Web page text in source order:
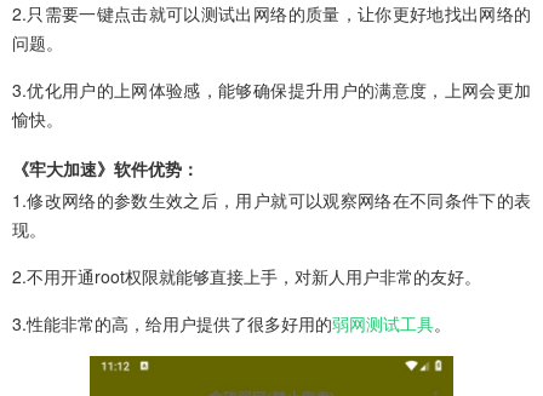
2.只需要一键点击就可以测试出网络的质量，让你更好地找出网络的
问题。
3.优化用户的上网体验感，能够确保提升用户的满意度，上网会更加
愉快。
《牢大加速》软件优势：
1.修改网络的参数生效之后，用户就可以观察网络在不同条件下的表
现。
2.不用开通root权限就能够直接上手，对新人用户非常的友好。
3.性能非常的高，给用户提供了很多好用的弱网测试工具。